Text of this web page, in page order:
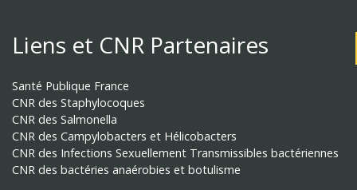
Liens et CNR Partenaires
Santé Publique France
CNR des Staphylocoques
CNR des Salmonella
CNR des Campylobacters et Hélicobacters
CNR des Infections Sexuellement Transmissibles bactériennes
CNR des bactéries anaérobies et botulisme